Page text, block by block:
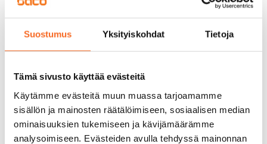
Suostumus Yksityiskohdat Tietoja
Tämä sivusto käyttää evästeitä
Käytämme evästeitä muun muassa tarjoamamme
sisällön ja mainosten räätälöimiseen, sosiaalisen median
ominaisuuksien tukemiseen ja kävijämäärämme
analysoimiseen. Evästeiden avulla tehdyssä mainonnan
Vuokravakuus
Vuokrasopimus
12 kk
Irtisanomis­mahdollisuus
12 kk vuokrasopimuksesta tai sopimussakolla
aiemmin